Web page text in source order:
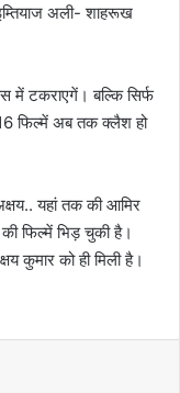
अली- शाहरूख
में टकराएगें। बल्कि सिर्फ
फिल्में अब तक क्लैश हो
यहां तक की आमिर
फिल्में भिड़ चुकी है।
कुमार को ही मिली है।